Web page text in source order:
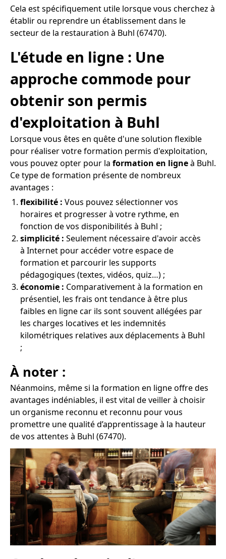
Cela est spécifiquement utile lorsque vous cherchez à
établir ou reprendre un établissement dans le
secteur de la restauration à Buhl (67470).
L'étude en ligne : Une
approche commode pour
obtenir son permis
d'exploitation à Buhl
Lorsque vous êtes en quête d'une solution flexible
pour réaliser votre formation permis d'exploitation,
vous pouvez opter pour la formation en ligneà Buhl.
Ce type de formation présente de nombreux
avantages :
flexibilité : Vous pouvez sélectionner vos
horaires et progresser à votre rythme, en
fonction de vos disponibilités à Buhl ;
simplicité : Seulement nécessaire d'avoir accès
à Internet pour accéder votre espace de
formation et parcourir les supports
pédagogiques (textes, vidéos, quiz…) ;
économie : Comparativement à la formation en
présentiel, les frais ont tendance à être plus
faibles en ligne car ils sont souvent allégées par
les charges locatives et les indemnités
kilométriques relatives aux déplacements à Buhl
;
À noter :
Néanmoins, même si la formation en ligne offre des
avantages indéniables, il est vital de veiller à choisir
un organisme reconnu et reconnu pour vous
promettre une qualité d’apprentissage à la hauteur
de vos attentes à Buhl (67470).